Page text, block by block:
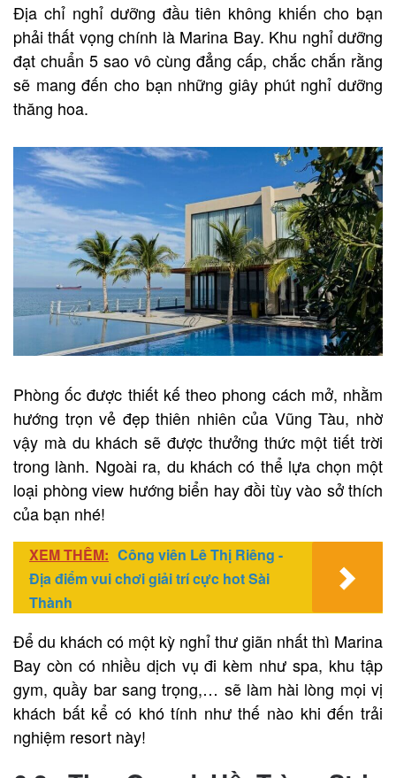
Địa chỉ nghỉ dưỡng đầu tiên không khiến cho bạn
phải thất vọng chính là Marina Bay. Khu nghỉ dưỡng
đạt chuẩn 5 sao vô cùng đẳng cấp, chắc chắn rằng
sẽ mang đến cho bạn những giây phút nghỉ dưỡng
thăng hoa.
Phòng ốc được thiết kế theo phong cách mở, nhằm
hướng trọn vẻ đẹp thiên nhiên của Vũng Tàu, nhờ
vậy mà du khách sẽ được thưởng thức một tiết trời
trong lành. Ngoài ra, du khách có thể lựa chọn một
loại phòng view hướng biển hay đồi tùy vào sở thích
của bạn nhé!
XEM THÊM: Công viên Lê Thị Riêng -
Địa điểm vui chơi giải trí cực hot Sài
Thành
Để du khách có một kỳ nghỉ thư giãn nhất thì Marina
Bay còn có nhiều dịch vụ đi kèm như spa, khu tập
gym, quầy bar sang trọng,… sẽ làm hài lòng mọi vị
khách bất kể có khó tính như thế nào khi đến trải
nghiệm resort này!